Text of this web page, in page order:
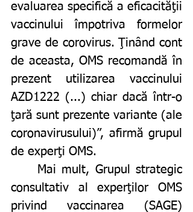
evaluarea specifică a eficacităţii
vaccinului împotriva formelor
grave de corovirus. Ţinând cont
de aceasta, OMS recomandă în
prezent utilizarea vaccinului
AZD1222 (...) chiar dacă într-o
ţară sunt prezente variante (ale
coronavirusului)”, afirmă grupul
de experţi OMS.
consultativ al experţilor OMS
privind vaccinarea (SAGE)